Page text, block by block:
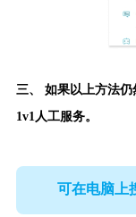
三、 如果以上方法
1v1人工服务。
可在电脑上